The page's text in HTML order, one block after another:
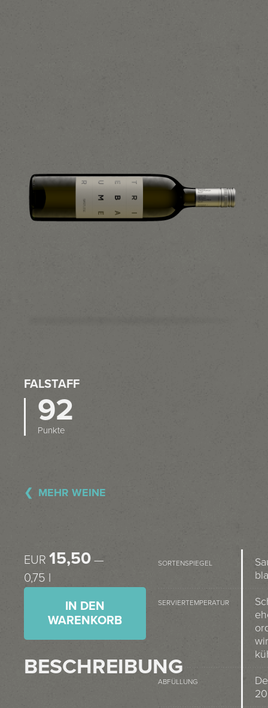
FALSTAFF
92
Punkte
MEHR WEINE
EUR 15,50 —
0,75 l
IN DEN
WARENKORB
BESCHREIBUNG
SORTENSPIEGEL
SERVIERTEMPERATUR
ABFÜLLUNG